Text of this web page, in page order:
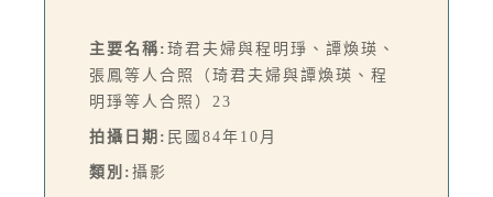
主要名稱: 琦君夫婦與程明琤、譚煥瑛、
張鳳等人合照（琦君夫婦與譚煥瑛、程
明琤等人合照）23
拍攝日期: 民國84年10月
類別: 攝影